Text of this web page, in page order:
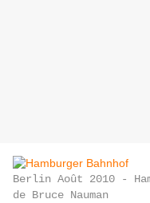
Berlin Août 2010 -
de Bruce Nauman